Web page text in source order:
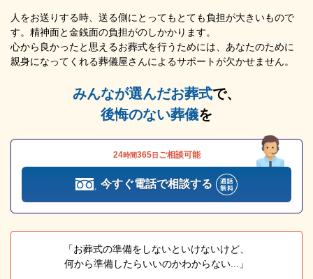
人をお送りする時、送る側にとってもとても負担が大きいもので
す。精神面と金銭面の負担がのしかかります。
心から良かったと思えるお葬式を行うためには、あなたのために
親身になってくれる葬儀屋さんによるサポートが欠かせません。
みんなが選んだお葬式で、
後悔のない葬儀を
24時間365日 ご相談可能
今すぐ電話で相談する
「お葬式の準備をしないといけないけど、
何から準備したらいいのかわからない...」